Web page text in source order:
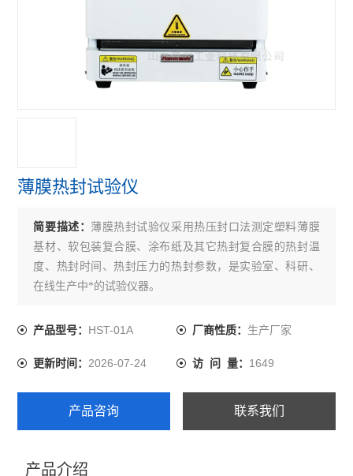
薄膜热封试验仪
简要描述： 薄膜热封试验仪采用热压封口法测定塑料薄膜
基材、软包装复合膜、涂布纸及其它热封复合膜的热封温
度、热封时间、热封压力的热封参数，是实验室、科研、
在线生产中*的试验仪器。
产品型号： HST-01A 厂商性质： 生产厂家
更新时间：2026-07-24 访 问 量： 1649
产品咨询 联系我们
产品介绍